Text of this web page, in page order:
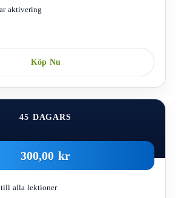
däcken är som bilden är de farliga till dig
skylt betyder det att akta dig för
på ställen där halka kan uppstå av
olika anledningar.
aktivering
Köp Nu
45 DAGARS
300,00 kr
alla lektioner